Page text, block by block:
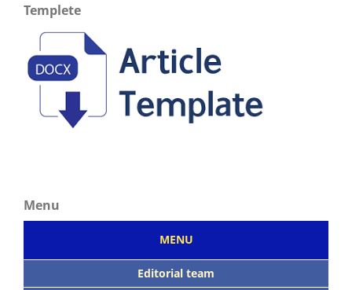
Templete
Menu
MENU
Editorial team